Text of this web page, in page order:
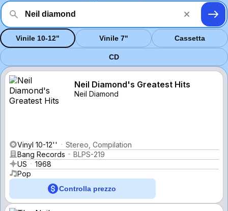
Vinile 10-12" Vinile 7" Cassetta
CD
Neil Diamond's Greatest Hits
Neil Diamond
Vinyl 10-12''
Stereo, Compilation
Bang Records
BLPS-219
US
1968
Pop
Controlla prezzo